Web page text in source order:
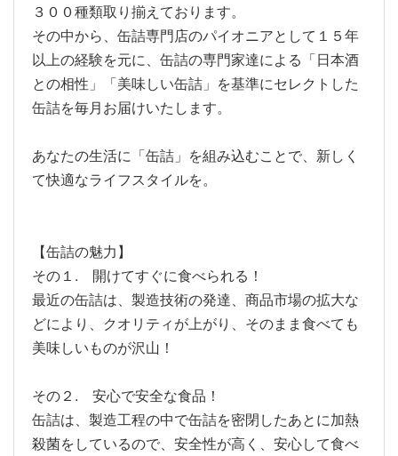
３００種類取り揃えております。
その中から、缶詰専門店のパイオニアとして１５年
以上の経験を元に、缶詰の専門家達による「日本酒
との相性」「美味しい缶詰」を基準にセレクトした
缶詰を毎月お届けいたします。
あなたの生活に「缶詰」を組み込むことで、新しく
て快適なライフスタイルを。
【缶詰の魅力】
その１. 開けてすぐに食べられる！
最近の缶詰は、製造技術の発達、商品市場の拡大な
どにより、クオリティが上がり、そのまま食べても
美味しいものが沢山！
その２. 安心で安全な食品！
缶詰は、製造工程の中で缶詰を密閉したあとに加熱
殺菌をしているので、安全性が高く、安心して食べ